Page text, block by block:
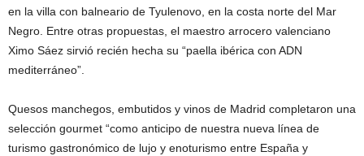
en la villa con balneario de Tyulenovo, en la costa norte del Mar
Negro. Entre otras propuestas, el maestro arrocero valenciano
Ximo Sáez sirvió recién hecha su “paella ibérica con ADN
mediterráneo”.
Quesos manchegos, embutidos y vinos de Madrid completaron una
selección gourmet “como anticipo de nuestra nueva línea de
turismo gastronómico de lujo y enoturismo entre España y